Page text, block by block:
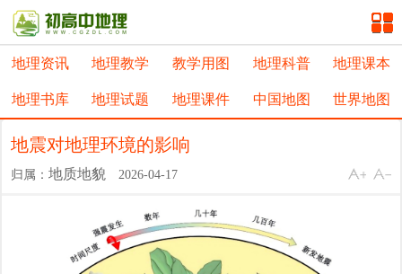
地理资讯 地理教学 教学用图 地理科普 地理课本
地理书库 地理试题 地理课件 中国地图 世界地图
地震对地理环境的影响
归属：地质地貌 2026-04-17